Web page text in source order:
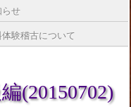
らせ
体験稽古について
(20150702)